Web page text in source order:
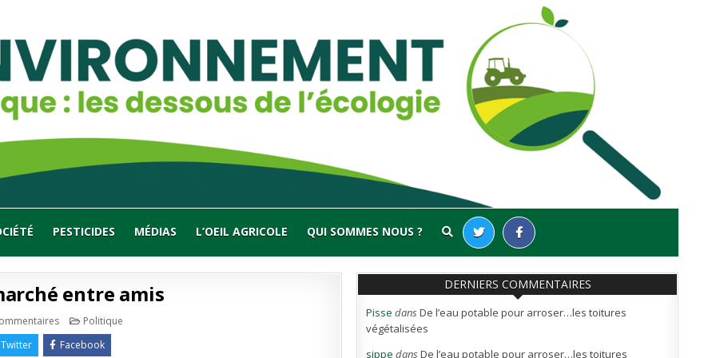
PESTICIDES MÉDIAS L’OEIL AGRICOLE QUI SOMMES NOUS ?
entre amis
sur
petit
Publié
Politique
Twitter Facebook
DERNIERS COMMENTAIRES
Pisse dansDe l’eau potable pour arroser…les toitures
végétalisées
sippe dansDe l’eau potable pour arroser…les toitures